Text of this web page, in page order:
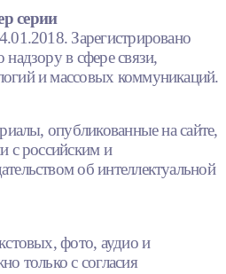
серии
Зарегистрировано
в сфере связи,
и массовых коммуникаций.
опубликованные на сайте,
с российским и
об интеллектуальной
фото, аудио и
только с согласия